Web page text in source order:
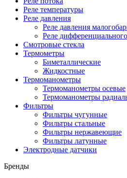
Реле температуры
Реле давления
Реле давления
Реле
Смотровые стекла
Термометры
Биметаллические
Жидкостные
Термоманометры
Термоманометры осевые
Термоманометры
Фильтры
Фильтры чугунные
Фильтры стальные
Фильтры нержавеющие
Фильтры латунные
Электродные датчики
Бренды